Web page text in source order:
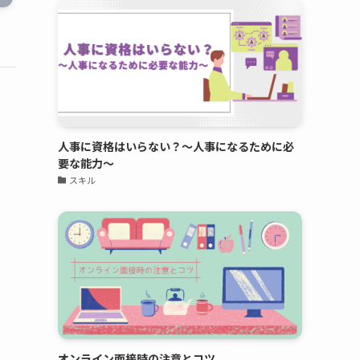
人事に資格はいらない？～人事になるために必
要な能力～
スキル